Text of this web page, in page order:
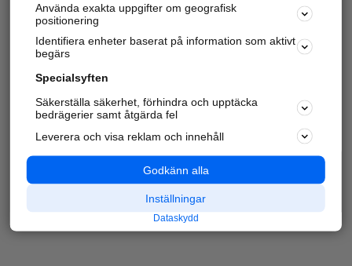
Använda exakta uppgifter om geografisk
positionering
Identifiera enheter baserat på information som aktivt
begärs
Specialsyften
Säkerställa säkerhet, förhindra och upptäcka
bedrägerier samt åtgärda fel
Leverera och visa reklam och innehåll
Godkänn alla
Inställningar
Dataskydd